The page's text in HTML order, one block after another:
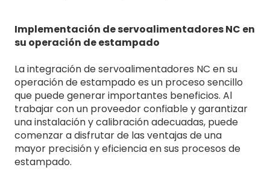
Implementación de servoalimentadores NC en
su operación de estampado
La integración de servoalimentadores NC en su
operación de estampado es un proceso sencillo
que puede generar importantes beneficios. Al
trabajar con un proveedor confiable y garantizar
una instalación y calibración adecuadas, puede
comenzar a disfrutar de las ventajas de una
mayor precisión y eficiencia en sus procesos de
estampado.